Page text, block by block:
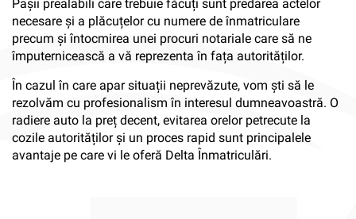
Pașii prealabili care trebuie făcuți sunt predarea actelor
necesare și a plăcuțelor cu numere de înmatriculare
precum și întocmirea unei procuri notariale care să ne
împuternicească a vă reprezenta în fața autorităților.
În cazul în care apar situații neprevăzute, vom ști să le
rezolvăm cu profesionalism în interesul dumneavoastră. O
radiere auto la preț decent, evitarea orelor petrecute la
cozile autorităților și un proces rapid sunt principalele
avantaje pe care vi le oferă Delta Înmatriculări.